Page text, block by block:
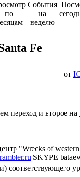
по
События
на
неделю
Fe
от
переход и второе на
"Wrecks of
SKYPE